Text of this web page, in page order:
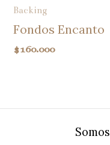
Backing
Fondos Encanto
$160.000